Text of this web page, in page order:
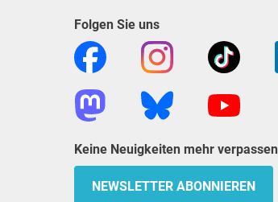
Folgen Sie uns
Keine Neuigkeiten mehr verpassen
NEWSLETTER ABONNIEREN